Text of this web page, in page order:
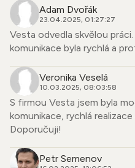
Adam Dvořák
23.04.2025, 01:27:27
Vesta odvedla skvělou
komunikace byla rychlá a
Veronika Veselá
10.03.2025, 08:03:58
S firmou Vesta jsem byla
komunikace, rychlá
Doporučuji!
Petr Semenov